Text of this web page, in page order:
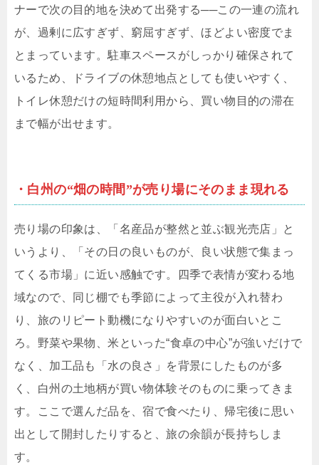
ナーで次の目的地を決めて出発する──この一連の流れ
が、過剰に広すぎず、窮屈すぎず、ほどよい密度でま
とまっています。駐車スペースがしっかり確保されて
いるため、ドライブの休憩地点としても使いやすく、
トイレ休憩だけの短時間利用から、買い物目的の滞在
まで幅が出せます。
・白州の“畑の時間”が売り場にそのまま現れる
売り場の印象は、「名産品が整然と並ぶ観光売店」と
いうより、「その日の良いものが、良い状態で集まっ
てくる市場」に近い感触です。四季で表情が変わる地
域なので、同じ棚でも季節によって主役が入れ替わ
り、旅のリピート動機になりやすいのが面白いとこ
ろ。野菜や果物、米といった“食卓の中心”が強いだけで
なく、加工品も「水の良さ」を背景にしたものが多
く、白州の土地柄が買い物体験そのものに乗ってきま
す。ここで選んだ品を、宿で食べたり、帰宅後に思い
出として開封したりすると、旅の余韻が長持ちしま
す。